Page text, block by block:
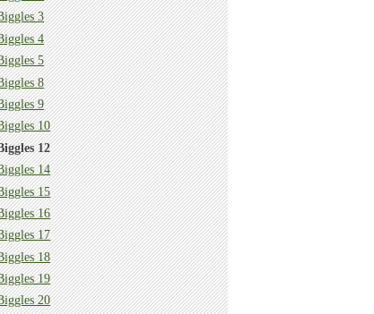
3
4
5
8
9
10
12
14
15
16
17
18
19
20